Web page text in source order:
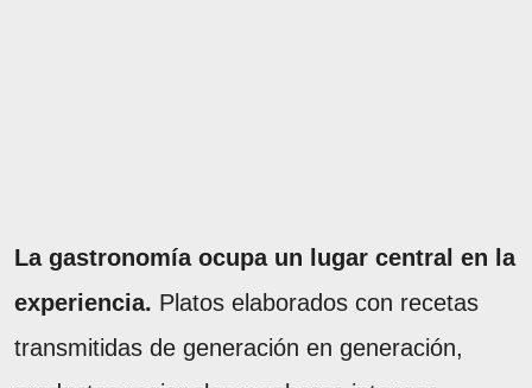
La gastronomía ocupa un lugar central en la
experiencia. Platos elaborados con recetas
transmitidas de generación en generación,